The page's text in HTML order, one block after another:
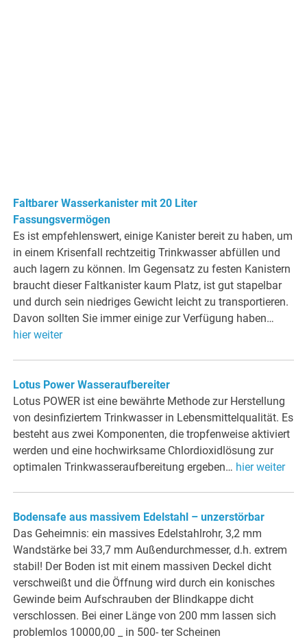
Faltbarer Wasserkanister mit 20 Liter
Fassungsvermögen
Es ist empfehlenswert, einige Kanister bereit zu haben, um
in einem Krisenfall rechtzeitig Trinkwasser abfüllen und
auch lagern zu können. Im Gegensatz zu festen Kanistern
braucht dieser Faltkanister kaum Platz, ist gut stapelbar
und durch sein niedriges Gewicht leicht zu transportieren.
Davon sollten Sie immer einige zur Verfügung haben…
hier weiter
Lotus Power Wasseraufbereiter
Lotus POWER ist eine bewährte Methode zur Herstellung
von desinfiziertem Trinkwasser in Lebensmittelqualität. Es
besteht aus zwei Komponenten, die tropfenweise aktiviert
werden und eine hochwirksame Chlordioxidlösung zur
optimalen Trinkwasseraufbereitung ergeben… hier weiter
Bodensafe aus massivem Edelstahl – unzerstörbar
Das Geheimnis: ein massives Edelstahlrohr, 3,2 mm
Wandstärke bei 33,7 mm Außendurchmesser, d.h. extrem
stabil! Der Boden ist mit einem massiven Deckel dicht
verschweißt und die Öffnung wird durch ein konisches
Gewinde beim Aufschrauben der Blindkappe dicht
verschlossen. Bei einer Länge von 200 mm lassen sich
problemlos 10000,00 _ in 500- ter Scheinen